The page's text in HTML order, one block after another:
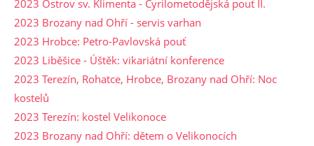
2023 Ostrov sv. Klimenta - Cyrilometodějská pouť II.
2023 Brozany nad Ohří - servis varhan
2023 Hrobce: Petro-Pavlovská pouť
2023 Liběšice - Úštěk: vikariátní konference
2023 Terezín, Rohatce, Hrobce, Brozany nad Ohří: Noc
kostelů
2023 Terezín: kostel Velikonoce
2023 Brozany nad Ohří: dětem o Velikonocích